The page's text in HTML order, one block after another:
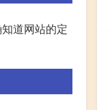
道网站的定